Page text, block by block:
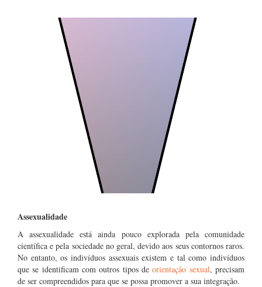
Assexualidade
A assexualidade está ainda pouco explorada pela comunidade
científica e pela sociedade no geral, devido aos seus contornos raros.
No entanto, os indivíduos assexuais existem e tal como indivíduos
que se identificam com outros tipos deorientação sexual, precisam
de ser compreendidos para que se possa promover a sua integração.